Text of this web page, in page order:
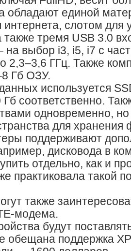
обладают единой
слотом для
тремя USB 3.0
выбор i3, i5, i7 с
2,3–3,6 ГГц. Также
Гб ОЗУ.
используется
соответственно.
одновременно,
для хранения
поддерживают
дисковода в
отдельно, как и
практиковала такой
также
модема.
будут
обещана поддержка